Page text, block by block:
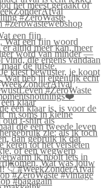
een fijn
klaar